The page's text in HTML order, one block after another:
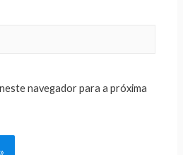
navegador para a próxima